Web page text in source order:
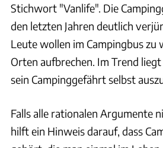
Stichwort "Vanlife". Die
den letzten Jahren deutlich
Leute wollen im Campingbus zu
Orten aufbrechen. Im Trend liegt
sein Campinggefährt selbst
Falls alle rationalen Argumente
hilft ein Hinweis darauf, dass